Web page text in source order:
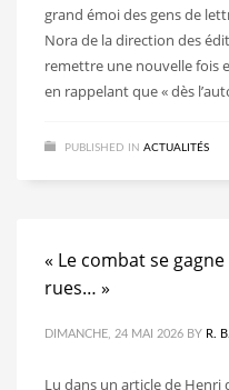
grand émoi des gens de
Nora de la direction des
remettre une nouvelle fois
en rappelant que « dès
PUBLISHED IN ACTUALITÉS
« Le combat se
rues… »
DIMANCHE, 24 MAI 2026 BY R.
Lu dans un article de Henri